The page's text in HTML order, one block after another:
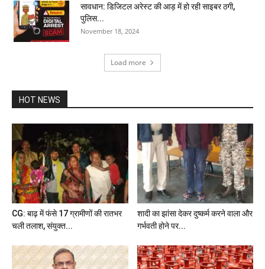
सावधान: डिजिटल अरेस्ट की आड़ में हो रही साइबर ठगी,
पुलिस...
November 18, 2024
Load more
HOT NEWS
CG: बाढ़ में फंसे 17 ग्रामीणों की रातभर
चली तलाश, संयुक्त...
शादी का झांसा देकर दुष्कर्म करने वाला और
गर्भवती होने पर...